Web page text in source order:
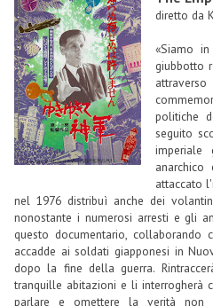
diretto da
«Siamo
giubbotto
politiche
seguito
imperiale
attaccato
nel 1976 distribuì anche dei
nonostante i numerosi arresti e gli
questo documentario,
accadde ai soldati giapponesi in
dopo la fine della guerra.
tranquille abitazioni e li interrogherà
parlare e omettere la verità non